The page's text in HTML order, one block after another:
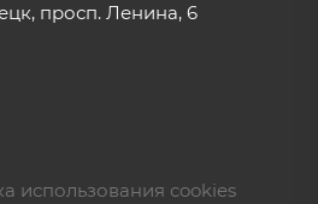
просп. Ленина, 6
использования cookies